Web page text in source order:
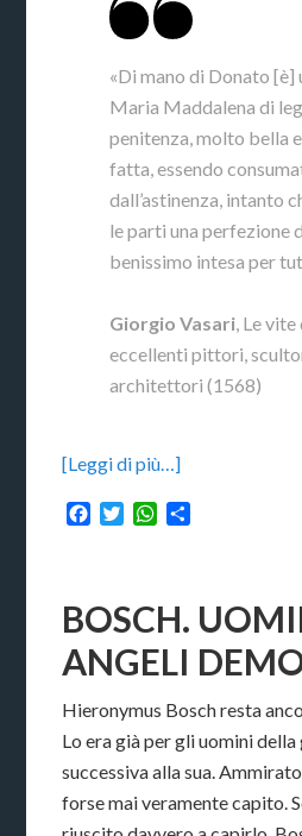
«Di mano di Donato [è]
Maria Maddalena di
penitenza, molto bella
fatta, essendo
dall’astinenza, intanto
le parti una perfezione
benissimo intesa per
Giorgio Vasari, Le vite
eccellenti pittori,
architettori (1568)
[Leggi di più…]
Facebook
TwitterWhatsApp
BOSCH.
ANGELI
Hieronymus Bosch resta
Lo era già per gli uomini
successiva alla sua.
forse mai veramente capito.